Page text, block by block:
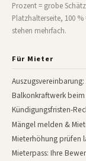
Prozent = grobe
Platzhalterseite, 100
stehen mehrfach.
Für Mieter
Balkonkraftwerk
Kündigungsfristen-
Mängel melden &
Mieterhöhung prüfen
Mieterpass: Ihre